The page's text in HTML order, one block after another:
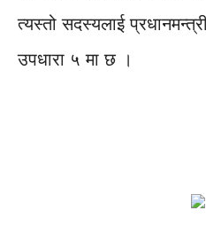
त्यस्तो सदस्यलाई
उपधारा ५ मा छ ।